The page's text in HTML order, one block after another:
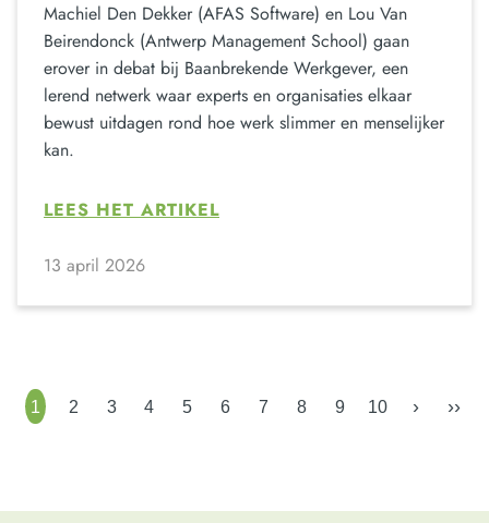
Machiel Den Dekker (AFAS Software) en Lou Van
Beirendonck (Antwerp Management School) gaan
erover in debat bij Baanbrekende Werkgever, een
lerend netwerk waar experts en organisaties elkaar
bewust uitdagen rond hoe werk slimmer en menselijker
kan.
LEES HET ARTIKEL
13 april 2026
1 2 3 4 5 6 7 8 9 10 › ››